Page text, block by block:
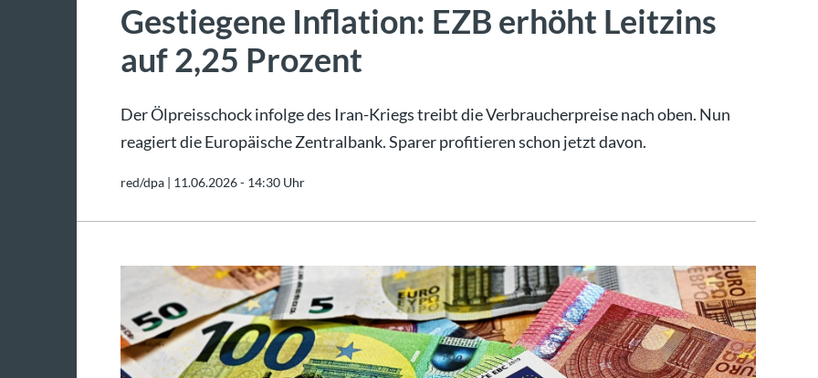
Gestiegene Inflation: EZB erhöht Leitzins
auf 2,25 Prozent
Der Ölpreisschock infolge des Iran-Kriegs treibt die Verbraucherpreise nach oben. Nun
reagiert die Europäische Zentralbank. Sparer profitieren schon jetzt davon.
red/dpa | 11.06.2026 - 14:30 Uhr